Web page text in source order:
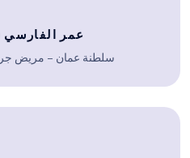
عمر
سلطنة عمان – مريض